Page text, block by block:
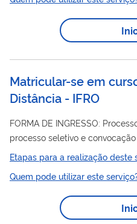
Matricular-se em
Distância - IFRO
FORMA DE INGRESSO: Processo Seletivo.
processo seletivo e
acessar a aba de pré-matrícula
https://suap.ifro.edu.br/
,preencher os campos
INSCRIÇÃO, clicar no
Acesse seu e-mail, clique no
Etapas para a realização deste
Quem pode utilizar este